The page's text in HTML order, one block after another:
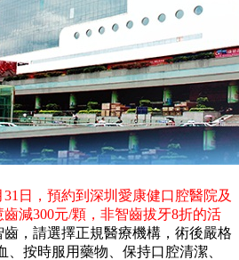
31日，預約到深圳愛康健口腔醫院及
減300元/顆，非智齒拔牙8折的活
，請選擇正規醫療機構，術後嚴格
按時服用藥物、保持口腔清潔、